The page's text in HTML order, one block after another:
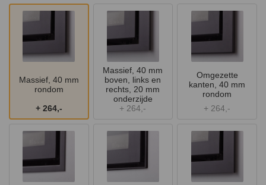
Massief, 40 mm
rondom
+ 264,-
Massief, 40 mm
boven, links en
rechts, 20 mm
onderzijde
+ 264,-
Omgezette
kanten, 40 mm
rondom
+ 264,-